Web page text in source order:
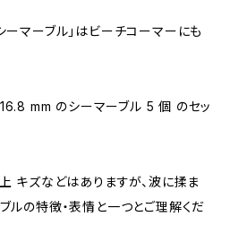
マーブル」はビーチコーマーにも
mm のシーマーブル 5 個 のセッ
キズなどはありますが、波に揉ま
ルの特徴・表情と一つとご理解くだ